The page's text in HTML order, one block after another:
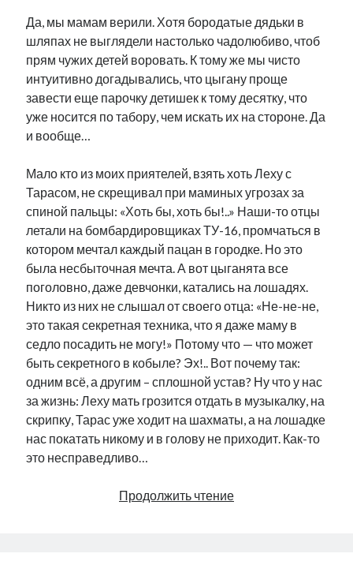
Да, мы мамам верили. Хотя бородатые дядьки в
шляпах не выглядели настолько чадолюбиво, чтоб
прям чужих детей воровать. К тому же мы чисто
интуитивно догадывались, что цыгану проще
завести еще парочку детишек к тому десятку, что
уже носится по табору, чем искать их на стороне. Да
и вообще…
Мало кто из моих приятелей, взять хоть Леху с
Тарасом, не скрещивал при маминых угрозах за
спиной пальцы: «Хоть бы, хоть бы!..» Наши-то отцы
летали на бомбардировщиках ТУ-16, промчаться в
котором мечтал каждый пацан в городке. Но это
была несбыточная мечта. А вот цыганята все
поголовно, даже девчонки, катались на лошадях.
Никто из них не слышал от своего отца: «Не-не-не,
это такая секретная техника, что я даже маму в
седло посадить не могу!» Потому что — что может
быть секретного в кобыле? Эх!.. Вот почему так:
одним всё, а другим – сплошной устав? Ну что у нас
за жизнь: Леху мать грозится отдать в музыкалку, на
скрипку, Тарас уже ходит на шахматы, а на лошадке
нас покатать никому и в голову не приходит. Как-то
это несправедливо…
Продолжить чтение«Куба